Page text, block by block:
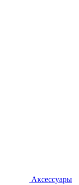
Аксессуары